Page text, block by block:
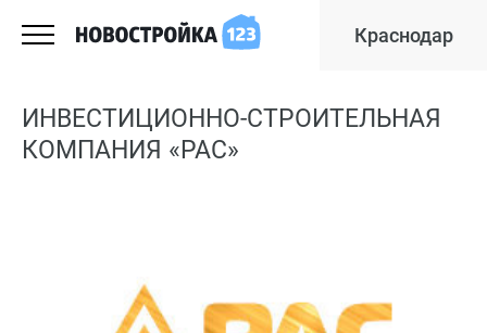
Краснодар
ИНВЕСТИЦИОННО-СТРОИТЕЛЬНАЯ
КОМПАНИЯ «РАС»